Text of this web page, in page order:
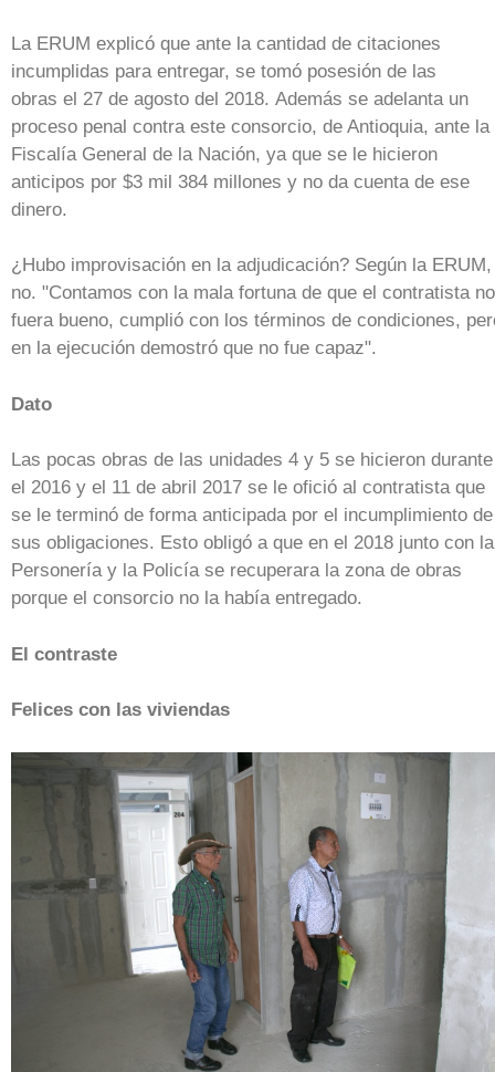
La ERUM explicó que ante la cantidad de citaciones
incumplidas para entregar, se tomó posesión de las
obras el 27 de agosto del 2018. Además se adelanta un
proceso penal contra este consorcio, de Antioquia, ante la
Fiscalía General de la Nación, ya que se le hicieron
anticipos por $3 mil 384 millones y no da cuenta de ese
dinero.
¿Hubo improvisación en la adjudicación? Según la ERUM,
no. "Contamos con la mala fortuna de que el contratista no
fuera bueno, cumplió con los términos de condiciones,
en la ejecución demostró que no fue capaz".
Dato
Las pocas obras de las unidades 4 y 5 se hicieron durante
el 2016 y el 11 de abril 2017 se le ofició al contratista que
se le terminó de forma anticipada por el incumplimiento de
sus obligaciones. Esto obligó a que en el 2018 junto con la
Personería y la Policía se recuperara la zona de obras
porque el consorcio no la había entregado.
El contraste
Felices con las viviendas